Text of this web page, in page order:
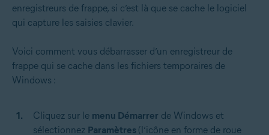
enregistreurs de frappe, si c’est là que se cache le logiciel
qui capture les saisies clavier.
Voici comment vous débarrasser d’un enregistreur de
frappe qui se cache dans les fichiers temporaires de
Windows :
Cliquez sur le menu Démarrer de Windows et
sélectionnez Paramètres (l’icône en forme de roue